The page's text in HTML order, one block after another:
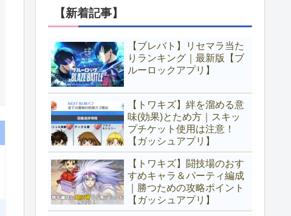
【新着記事】
【ブレバト】リセマラ当た
りランキング｜最新版【ブ
ルーロックアプリ】
【トワキズ】絆を溜める意
味(効果)とため方｜スキッ
プチケット使用は注意！
【ガッシュアプリ】
【トワキズ】闘技場のおす
すめキャラ＆パーティ編成
｜勝つための攻略ポイント
【ガッシュアプリ】